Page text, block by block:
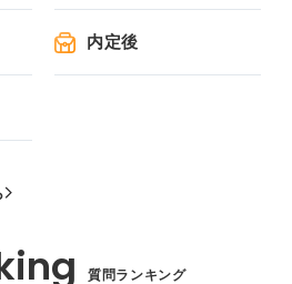
内定後
質問ランキング